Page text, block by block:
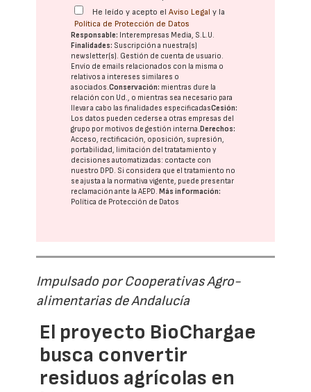
He leído y acepto elAviso Legal y la
Política de Protección de Datos
Responsable: Interempresas Media, S.L.U.
Finalidades: Suscripción a nuestra(s)
newsletter(s). Gestión de cuenta de usuario.
Envío de emails relacionados con la misma o
relativos a intereses similares o
asociados.Conservación: mientras dure la
relación con Ud., o mientras sea necesario para
llevar a cabo las finalidades especificadasCesión:
Los datos pueden cederse a otras empresas del
grupo por motivos de gestión interna. Derechos:
Acceso, rectificación, oposición, supresión,
portabilidad, limitación del tratatamiento y
decisiones automatizadas: contacte con
nuestro DPD. Si considera que el tratamiento no
se ajusta a la normativa vigente, puede presentar
reclamación ante laAEPD. Más información:
Política de Protección de Datos
Impulsado por Cooperativas Agro-
alimentarias de Andalucía
El proyecto BioChargae
busca convertir
residuos agrícolas en